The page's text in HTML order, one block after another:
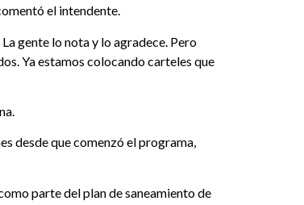
el intendente.
gente lo nota y lo agradece. Pero
Ya estamos colocando carteles que
desde que comenzó el programa,
parte del plan de saneamiento de